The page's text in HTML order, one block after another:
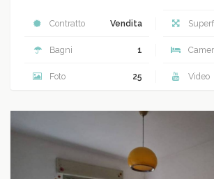
Contratto Vendita
Bagni 1
Foto 25 Video